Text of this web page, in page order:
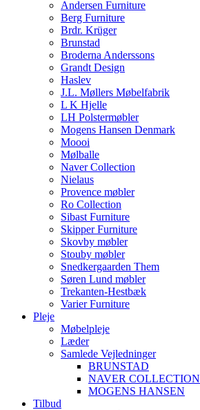
Andersen Furniture
Berg Furniture
Brdr. Krüger
Brunstad
Broderna Anderssons
Grandt Design
Haslev
J.L. Møllers Møbelfabrik
L K Hjelle
LH Polstermøbler
Mogens Hansen Denmark
Moooi
Mølballe
Naver Collection
Nielaus
Provence møbler
Ro Collection
Sibast Furniture
Skipper Furniture
Skovby møbler
Stouby møbler
Snedkergaarden Them
Søren Lund møbler
Trekanten-Hestbæk
Varier Furniture
Pleje
Møbelpleje
Læder
Samlede Vejledninger
BRUNSTAD
NAVER COLLECTION
MOGENS HANSEN
Tilbud